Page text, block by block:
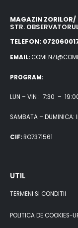
MAGAZIN ZORILOR/
STR.
TELEFON:
EMAIL:
PROGRAM:
LUN – VIN : 7:30 –
SAMBATA – DUMINICA:
CIF:RO7371561
UTIL
TERMENI SI CONDITII
POLITICA DE COOKIES-